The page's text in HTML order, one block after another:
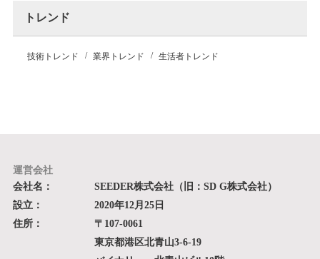
トレンド
技術トレンド 業界トレンド 生活者トレンド
運営会社
会社名：
SEEDER株式会社（旧：SD G株式会社）
設立：
2020年12月25日
住所：
〒107-0061
東京都港区北青山3-6-19